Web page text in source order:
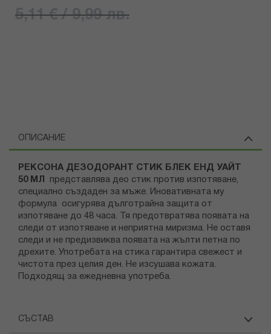
5,11 € / 9,99 лв.
ОПИСАНИЕ
РЕКСОНА ДЕЗОДОРАНТ СТИК БЛЕК ЕНД УАЙТ
50 МЛ представлява део стик против изпотяване,
специално създаден за мъже. Иновативната му
формула осигурява дълготрайна защита от
изпотяване до 48 часа. Тя предотвратява появата на
следи от изпотяване и неприятна миризма. Не оставя
следи и не предизвиква появата на жълти петна по
дрехите. Употребата на стика гарантира свежест и
чистота през целия ден. Не изсушава кожата.
Подходящ за ежедневна употреба.
СЪСТАВ